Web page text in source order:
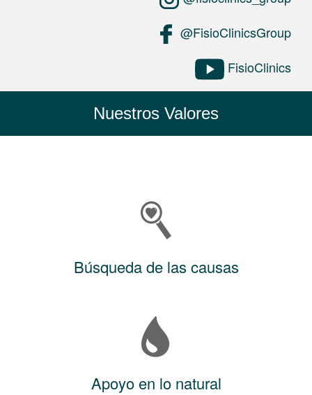
@FisioClinicsGroup
FisioClinics
Nuestros Valores
Búsqueda de las causas
Apoyo en lo natural